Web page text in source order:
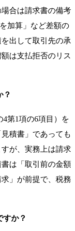
合は請求書の備考
加算」など差額の
出して取引先の承
は支払拒否のリス
？
第1項の6項目）を
積書」であっても
が、実務上は請求
は「取引前の金額
」が前提で、税務
すか？